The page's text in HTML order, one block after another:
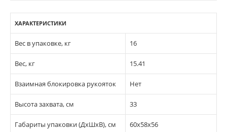
ХАРАКТЕРИСТИКИ
Вес в упаковке, кг 16
Вес, кг 15.41
Взаимная блокировка рукояток Нет
Высота захвата, см 33
Габариты упаковки (ДхШхВ), см 60х58х56